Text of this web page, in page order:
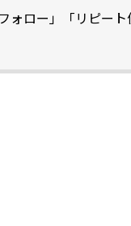
ォロー」「リピー